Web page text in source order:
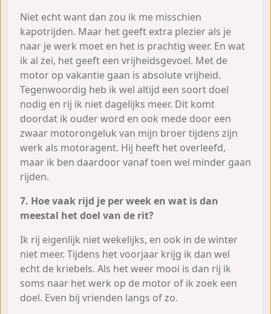
Niet echt want dan zou ik me misschien
kapotrijden. Maar het geeft extra plezier als je
naar je werk moet en het is prachtig weer. En wat
ik al zei, het geeft een vrijheidsgevoel. Met de
motor op vakantie gaan is absolute vrijheid.
Tegenwoordig heb ik wel altijd een soort doel
nodig en rij ik niet dagelijks meer. Dit komt
doordat ik ouder word en ook mede door een
zwaar motorongeluk van mijn broer tijdens zijn
werk als motoragent. Hij heeft het overleefd,
maar ik ben daardoor vanaf toen wel minder gaan
rijden.
7. Hoe vaak rijd je per week en wat is dan
meestal het doel van de rit?
Ik rij eigenlijk niet wekelijks, en ook in de winter
niet meer. Tijdens het voorjaar krijg ik dan wel
echt de kriebels. Als het weer mooi is dan rij ik
soms naar het werk op de motor of ik zoek een
doel. Even bij vrienden langs of zo.